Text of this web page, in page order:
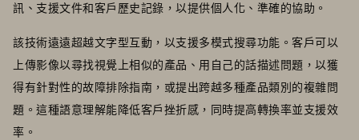
訊、支援文件和客戶歷史記錄，以提供個人化、準確的協助。
該技術遠遠超越文字型互動，以支援多模式搜尋功能。客戶可以
上傳影像以尋找視覺上相似的產品、用自己的話描述問題，以獲
得有針對性的故障排除指南，或提出跨越多種產品類別的複雜問
題。這種語意理解能降低客戶挫折感，同時提高轉換率並支援效
率。